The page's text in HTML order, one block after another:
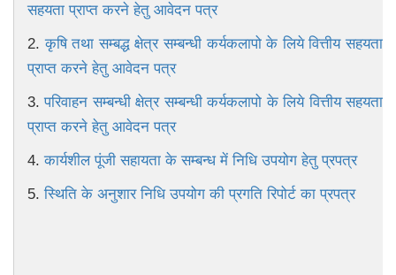
सहयता प्राप्त करने हेतु आवेदन पत्र
2.कृषि तथा सम्बद्ध क्षेत्र सम्बन्धी कर्यकलापो के लिये वित्तीय सहयता
प्राप्त करने हेतु आवेदन पत्र
3.परिवाहन सम्बन्धी क्षेत्र सम्बन्धी कर्यकलापो के लिये वित्तीय सहयता
प्राप्त करने हेतु आवेदन पत्र
4.कार्यशील पूंजी सहायता के सम्बन्ध में निधि उपयोग हेतु प्रपत्र
5.स्थिति के अनुशार निधि उपयोग की प्रगति रिपोर्ट का प्रपत्र